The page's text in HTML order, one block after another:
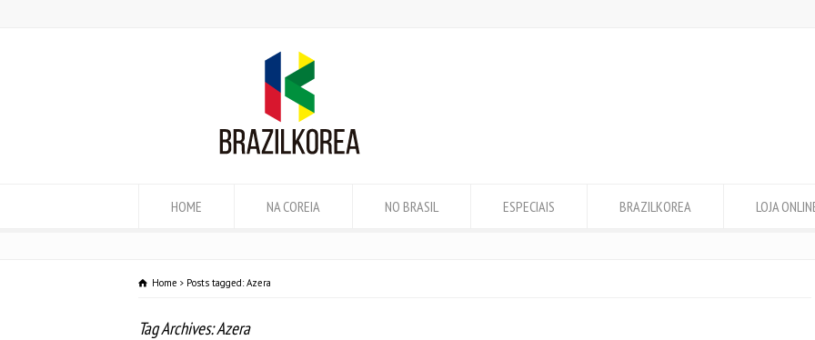
HOME NA COREIA NO BRASIL ESPECIAIS BRAZILKOREA LOJA
Home Posts tagged: Azera
Tag Archives: Azera